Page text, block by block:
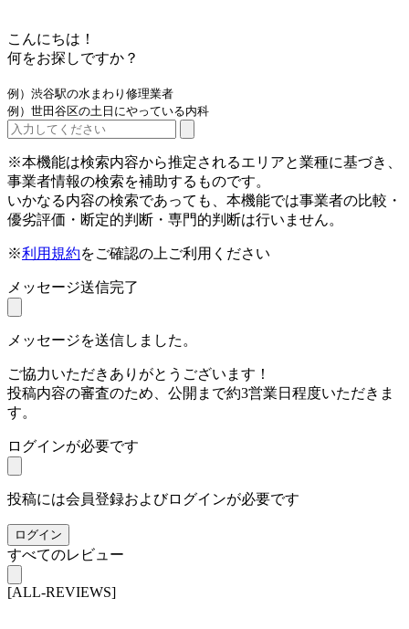
こんにちは！
何をお探しですか？
例）渋谷駅の水まわり修理業者
例）世田谷区の土日にやっている内科
※本機能は検索内容から推定されるエリアと業種に基づき、
事業者情報の検索を補助するものです。
いかなる内容の検索であっても、本機能では事業者の比較・
優劣評価・断定的判断・専門的判断は行いません。
※利用規約をご確認の上ご利用ください
メッセージ送信完了
メッセージを送信しました。
ご協力いただきありがとうございます！
投稿内容の審査のため、公開まで約3営業日程度いただきま
す。
ログインが必要です
投稿には会員登録およびログインが必要です
ログイン
すべてのレビュー
[ALL-REVIEWS]